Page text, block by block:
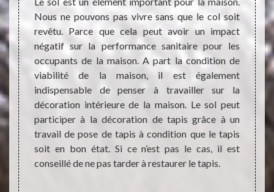
et
En
ces
qui
qu'il
et
Nous ne pouvons pas vivre sans que le col soit
revêtu. Parce que cela peut avoir un impact
négatif sur la performance sanitaire pour les
occupants de la maison. A part la condition de
viabilité de la maison, il est également
indispensable de penser à travailler sur la
décoration intérieure de la maison. Le sol peut
participer à la décoration de tapis grâce à un
travail de pose de tapis à condition que le tapis
soit en bon état. Si ce n’est pas le cas, il est
conseillé de ne pas tarder à restaurer le tapis.
que